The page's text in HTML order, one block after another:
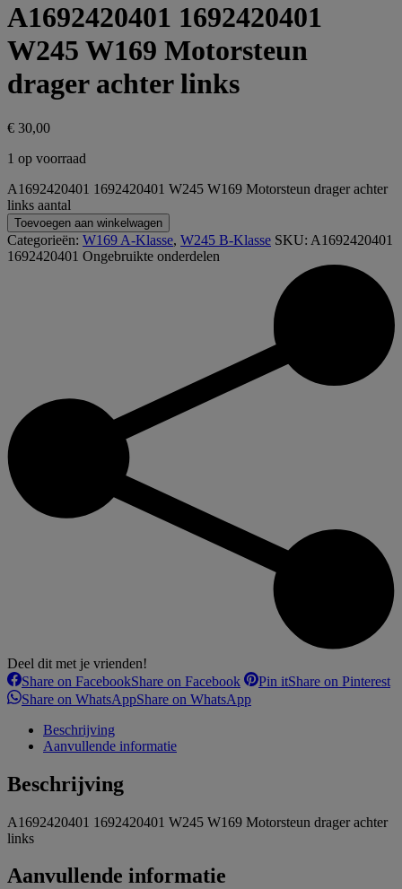
A1692420401 1692420401
W245 W169 Motorsteun
drager achter links
€ 30,00
1 op voorraad
A1692420401 1692420401 W245 W169 Motorsteun drager achter
links aantal
Toevoegen aan winkelwagen
Categorieën: W169 A-Klasse, W245 B-Klasse SKU: A1692420401
1692420401 Ongebruikte onderdelen
Deel dit met je vrienden!
Share on FacebookShare on Facebook Pin itShare on Pinterest
Share on WhatsAppShare on WhatsApp
Beschrijving
Aanvullende informatie
Beschrijving
A1692420401 1692420401 W245 W169 Motorsteun drager achter
links
Aanvullende informatie